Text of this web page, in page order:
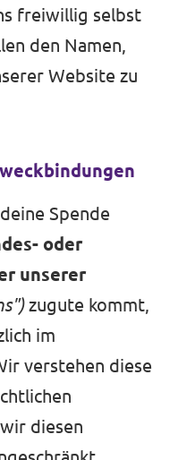
freiwillig selbst
den Namen,
Website zu
Spende
oder
unserer
zugute kommt,
im
verstehen diese
diesen